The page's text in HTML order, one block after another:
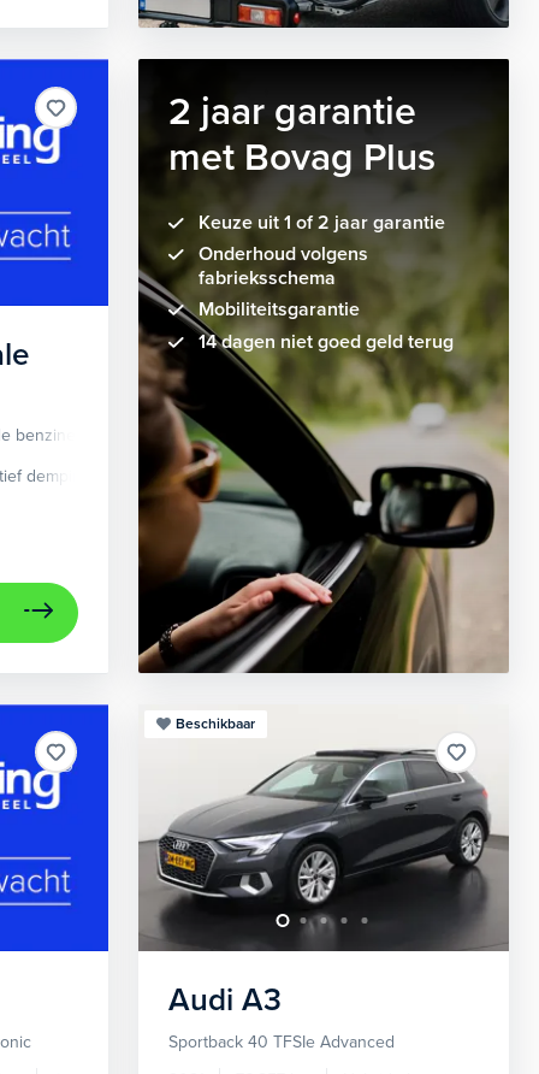
cruise control adaptief dodehoek detectie
elektrisch
benzine
Automaat
demping systeem Apple Carplay/Android Auto
audio
2 jaar garantie
met Bovag Plus
Keuze uit 1 of 2 jaar garantie
Onderhoud volgens
fabrieksschema
Mobiliteitsgarantie
14 dagen niet goed geld terug
Beschikbaar
Audi A3
Sportback 40 TFSIe Advanced